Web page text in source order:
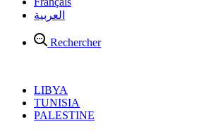
العربية
Rechercher
LIBYA
TUNISIA
PALESTINE